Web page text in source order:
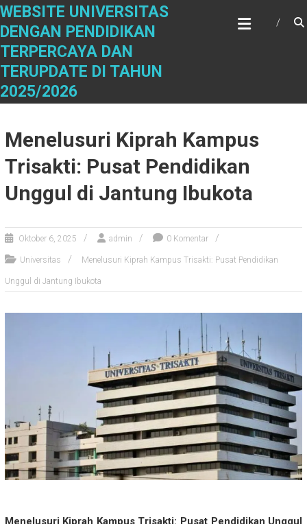
Skip
content
WEBSITE UNIVERSITAS
DENGAN PENDIDIKAN
TERPERCAYA DAN
TERUPDATE DI TAHUN
2025/2026
Menelusuri Kiprah Kampus
Trisakti: Pusat Pendidikan
Unggul di Jantung Ibukota
Oktober 6, 2025 admin 0 Komentar
Universitas Menelusuri Kiprah Kampus Trisakti: Pusat Pendidikan
Unggul di Jantung Ibukota